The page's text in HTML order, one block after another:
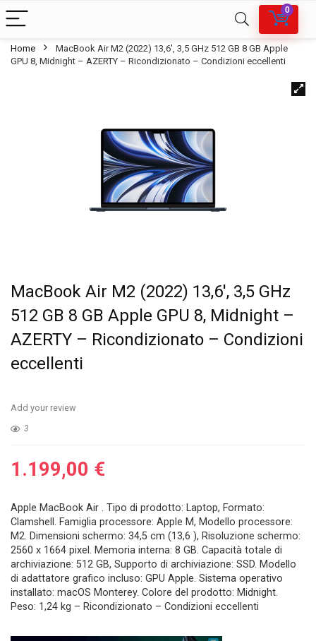
0
Home
MacBook Air M2 (2022) 13,6′, 3,5 GHz 512 GB 8 GB Apple
GPU 8, Midnight – AZERTY – Ricondizionato – Condizioni eccellenti
MacBook Air M2 (2022) 13,6′, 3,5 GHz
512 GB 8 GB Apple GPU 8, Midnight –
AZERTY – Ricondizionato – Condizioni
eccellenti
Add your review
3
1.199,00 €
Apple MacBook Air . Tipo di prodotto: Laptop, Formato:
Clamshell. Famiglia processore: Apple M, Modello processore:
M2. Dimensioni schermo: 34,5 cm (13,6 ), Risoluzione schermo:
2560 x 1664 pixel. Memoria interna: 8 GB. Capacità totale di
archiviazione: 512 GB, Supporto di archiviazione: SSD. Modello
di adattatore grafico incluso: GPU Apple. Sistema operativo
installato: macOS Monterey. Colore del prodotto: Midnight.
Peso: 1,24 kg – Ricondizionato – Condizioni eccellenti